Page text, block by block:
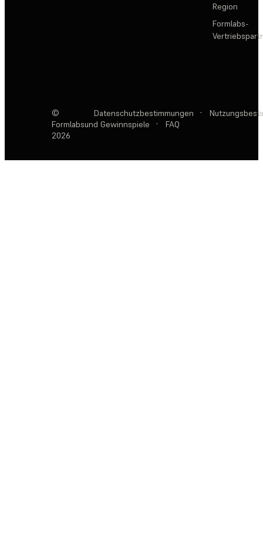
Region
Formlabs-
©
Formlabs
2026
Datenschutzbestimmungen ·
und Gewinnspiele
· FAQ